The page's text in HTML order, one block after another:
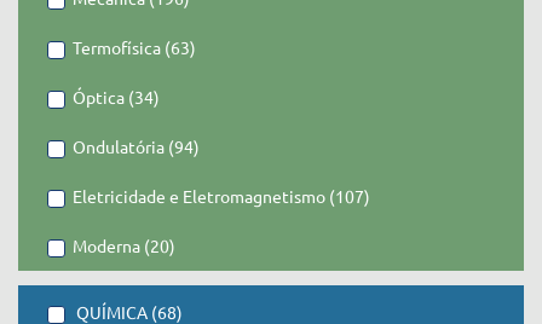
Termofísica (63)
Óptica (34)
Ondulatória (94)
Eletricidade e Eletromagnetismo (107)
Moderna (20)
QUÍMICA (68)